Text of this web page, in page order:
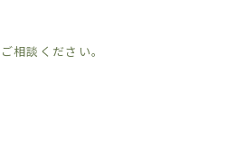
相談ください。